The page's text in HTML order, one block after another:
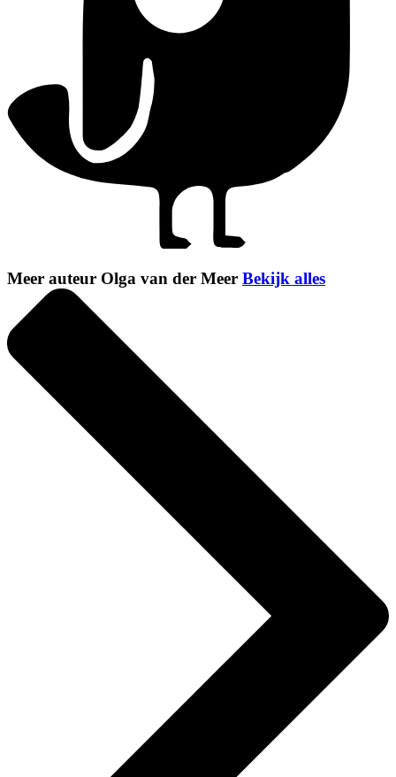
Meer auteur Olga van der Meer Bekijk alles